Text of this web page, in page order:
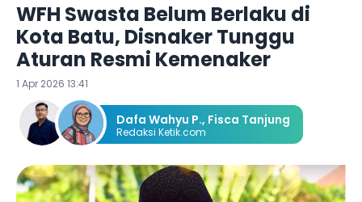
WFH Swasta Belum Berlaku di
Kota Batu, Disnaker Tunggu
Aturan Resmi Kemenaker
1 Apr 2026 13:41
Dafa Wahyu P., Fisca Tanjung
Redaksi Ketik.com